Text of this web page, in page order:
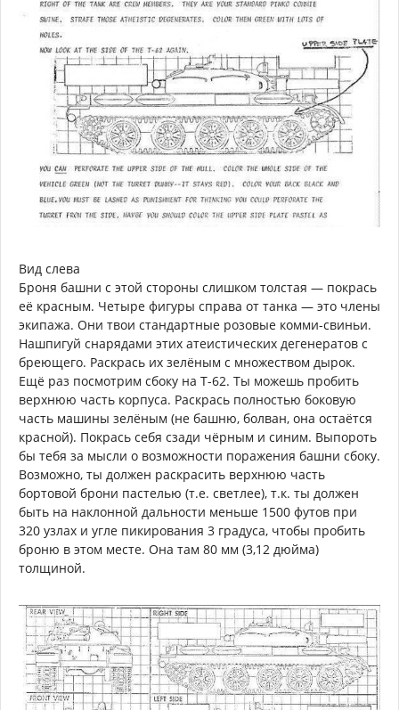
Вид слева
Броня башни с этой стороны слишком толстая — покрась
её красным. Четыре фигуры справа от танка — это члены
экипажа. Они твои стандартные розовые комми-свиньи.
Нашпигуй снарядами этих атеистических дегенератов с
бреющего. Раскрась их зелёным с множеством дырок.
Ещё раз посмотрим сбоку на Т-62. Ты можешь пробить
верхнюю часть корпуса. Раскрась полностью боковую
часть машины зелёным (не башню, болван, она остаётся
красной). Покрась себя сзади чёрным и синим. Выпороть
бы тебя за мысли о возможности поражения башни сбоку.
Возможно, ты должен раскрасить верхнюю часть
бортовой брони пастелью (т.е. светлее), т.к. ты должен
быть на наклонной дальности меньше 1500 футов при
320 узлах и угле пикирования 3 градуса, чтобы пробить
броню в этом месте. Она там 80 мм (3,12 дюйма)
толщиной.